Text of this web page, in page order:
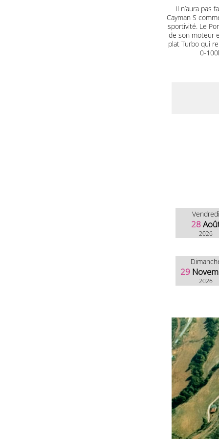
Il n’aura pas
Cayman S
sportivité. Le
de son moteur
plat Turbo qui
0-
28
2026
29
2026